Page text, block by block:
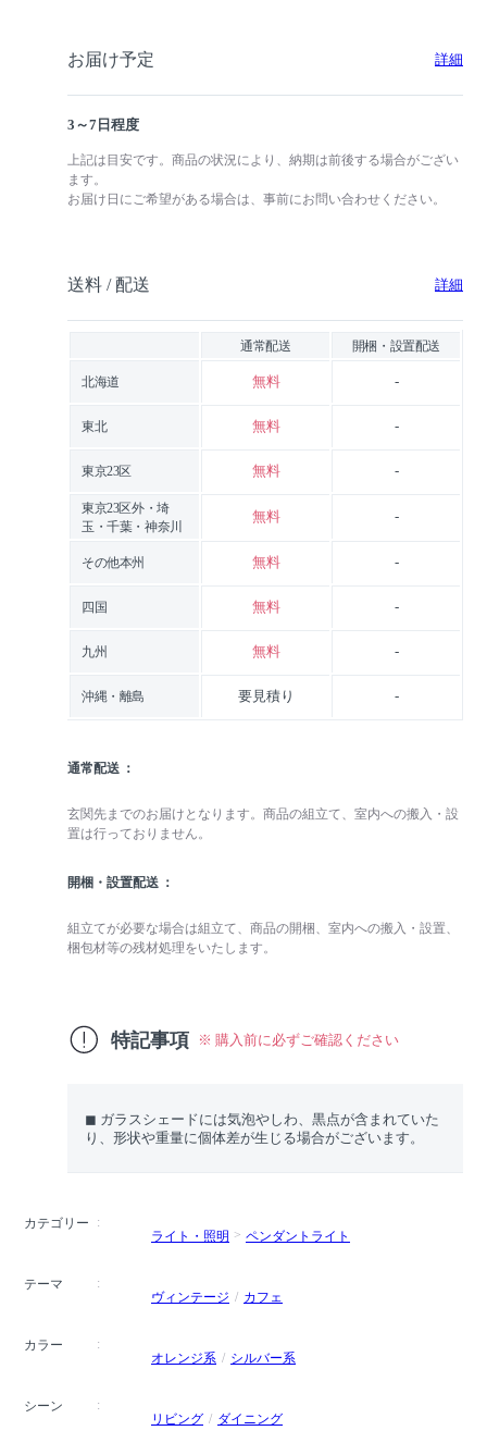
お届け予定 詳細
3～7日程度
上記は目安です。商品の状況により、納期は前後する場合がござい
ます。
お届け日にご希望がある場合は、事前にお問い合わせください。
送料 / 配送 詳細
通常配送 開梱・設置配送
北海道 無料 -
東北 無料 -
東京23区 無料 -
東京23区外・埼
玉・千葉・神奈川
無料 -
その他本州 無料 -
四国 無料 -
九州 無料 -
沖縄・離島 要見積り -
通常配送
玄関先までのお届けとなります。商品の組立て、室内への搬入・設
置は行っておりません。
開梱・設置配送
組立てが必要な場合は組立て、商品の開梱、室内への搬入・設置、
梱包材等の残材処理をいたします。
特記事項 ※ 購入前に必ずご確認ください
◼︎ ガラスシェードには気泡やしわ、黒点が含まれていた
り、形状や重量に個体差が生じる場合がございます。
カテゴリー
ライト・照明
ペンダントライト
テーマ
ヴィンテージ
カフェ
カラー
オレンジ系
シルバー系
シーン
リビング
ダイニング